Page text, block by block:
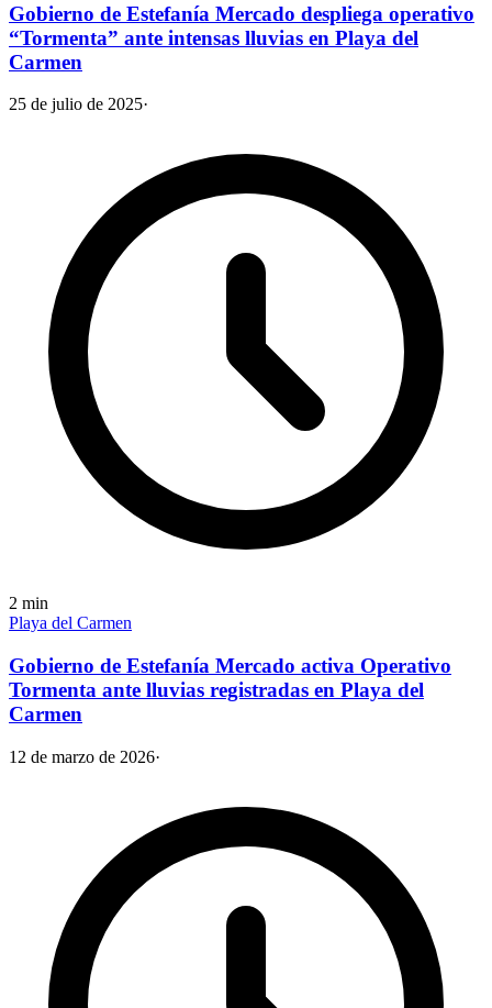
Gobierno de Estefanía Mercado despliega operativo
“Tormenta” ante intensas lluvias en Playa del
Carmen
25 de julio de 2025·
2 min
Playa del Carmen
Gobierno de Estefanía Mercado activa Operativo
Tormenta ante lluvias registradas en Playa del
Carmen
12 de marzo de 2026·